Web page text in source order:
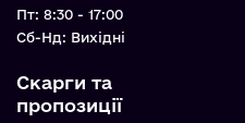
Пт: 8:30 - 17:00
Cб-Нд: Вихідні
Скарги та
пропозиції